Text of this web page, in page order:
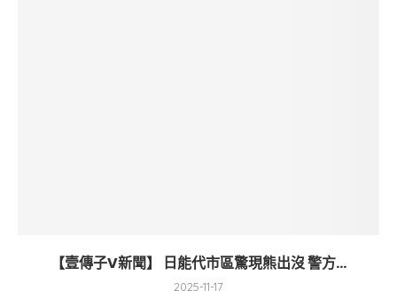
【壹傳子V新聞】 日能代市區驚現熊出沒 警方...
2025-11-17